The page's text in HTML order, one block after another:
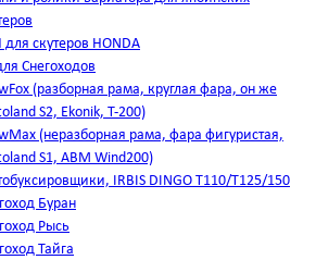
скутеров HONDA
Снегоходов
(разборная рама, круглая фара, он же
S2, Ekonik, T-200)
(неразборная рама, фара фигуристая,
S1, ABM Wind200)
IRBIS DINGO Т110/Т125/150
Буран
Рысь
Тайга